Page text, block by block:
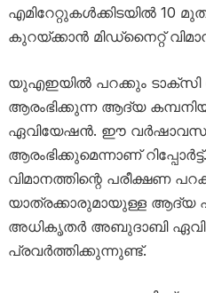
എമിറേറ്റുകൾക്കിടയിൽ 10
കുറയ്ക്കാൻ മിഡ്‌നൈറ്റ്
യുഎഇയിൽ പറക്കും
ആരംഭിക്കുന്ന ആദ്യ
ഏവിയേഷൻ. ഈ
ആരംഭിക്കുമെന്നാണ്
വിമാനത്തിന്റെ പരീക്ഷണ
യാത്രക്കാരുമായുള്ള ആദ്യ
അധികൃതർ അബുദാബി
പ്രവർത്തിക്കുന്നുണ്ട്.